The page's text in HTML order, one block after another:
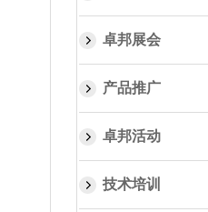
卓邦展会
产品推广
卓邦活动
技术培训